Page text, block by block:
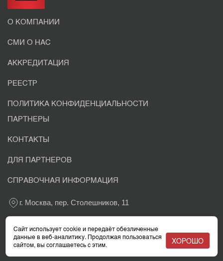
О КОМПАНИИ
СМИ О НАС
АККРЕДИТАЦИЯ
РЕЕСТР
ПОЛИТИКА КОНФИДЕНЦИАЛЬНОСТИ
ПАРТНЕРЫ
КОНТАКТЫ
ДЛЯ ПАРТНЕРОВ
СПРАВОЧНАЯ ИНФОРМАЦИЯ
г. Москва, пер. Столешников, 11
info@eacaudit.ru
Сайт использует cookie и передаёт обезличенные
данные в веб-аналитику. Продолжая пользоваться
сайтом, вы соглашаетесь с этим.
ХОРОШО